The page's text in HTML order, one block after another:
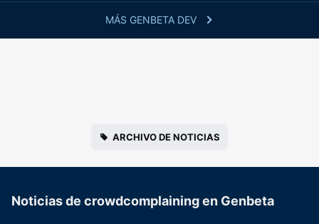
MÁS GENBETA DEV
ARCHIVO DE NOTICIAS
Noticias de crowdcomplaining en Genbeta